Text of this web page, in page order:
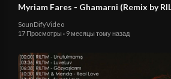
Myriam Fares - Ghamarni (Remix by
SounDifyVideo
17 Просмотры · 9 месяцы тому назад